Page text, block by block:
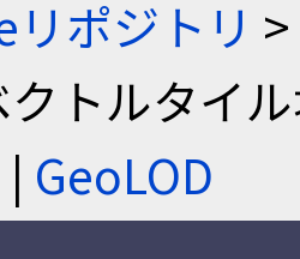
ポジトリ >
クトルタイ
| GeoLOD